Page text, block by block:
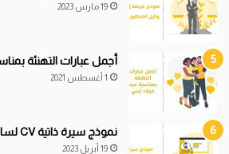
19 مارس 2023
أجمل عبارات التهنئة
1 أغسطس 2021
نموذج سيرة ذاتية CV لسائق
19 أبريل 2023